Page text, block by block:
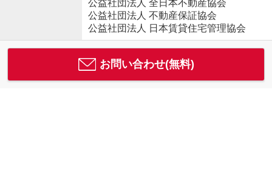
公益社団法人 全日本不動産協会
公益社団法人 不動産保証協会
公益社団法人 日本賃貸住宅管理協会
お問い合わせ(無料)